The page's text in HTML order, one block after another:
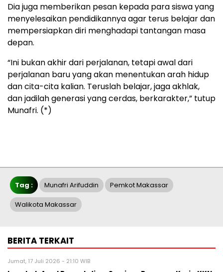
Dia juga memberikan pesan kepada para siswa yang
menyelesaikan pendidikannya agar terus belajar dan
mempersiapkan diri menghadapi tantangan masa
depan.
“Ini bukan akhir dari perjalanan, tetapi awal dari
perjalanan baru yang akan menentukan arah hidup
dan cita-cita kalian. Teruslah belajar, jaga akhlak,
dan jadilah generasi yang cerdas, berkarakter,” tutup
Munafri. (*)
Tag : Munafri Arifuddin Pemkot Makassar
Walikota Makassar
BERITA TERKAIT
Jumat, 17 Juli 2026 - 21:10 WIB